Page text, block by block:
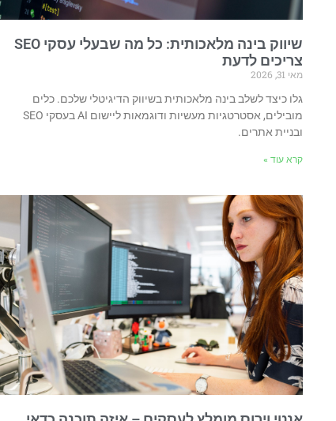
שיווק בינה מלאכותית: כל מה שבעלי עסקי SEO
צריכים לדעת
מאי 31, 2026
גלו כיצד לשלב בינה מלאכותית בשיווק הדיגיטלי שלכם. כלים
מובילים, אסטרטגיות מעשיות ודוגמאות ליישום AI בעסקי SEO
ובניית אתרים.
קרא עוד »